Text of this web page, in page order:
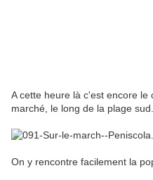
A cette heure là c'est encore le
marché, le long de la plage sud.
On y rencontre facilement la